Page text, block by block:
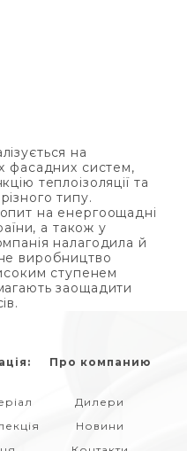
на
фасадних систем,
теплоізоляції та
типу.
на енергоощадні
а також у
налагодила й
виробництво
ступенем
заощадити
Про компанию
Дилери
Новини